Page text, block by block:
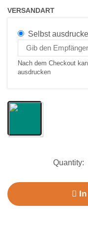
VERSANDART
Selbst
Nach dem Checkout
ausdrucken